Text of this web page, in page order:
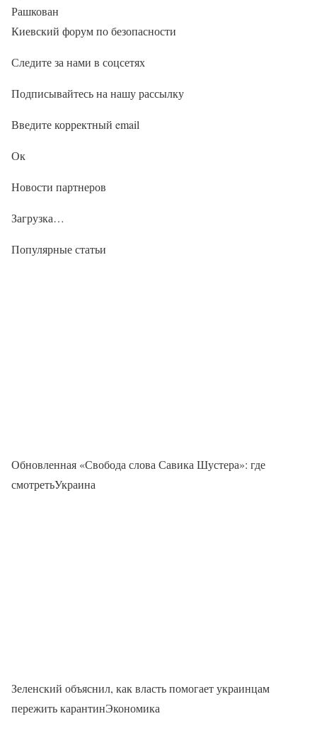
Рашкован
Киевский форум по безопасности
Следите за нами в соцсетях
Подписывайтесь на нашу рассылку
Введите корректный email
Ок
Новости партнеров
Загрузка…
Популярные статьи
Обновленная «Свобода слова Савика Шустера»: где
смотретьУкраина
Зеленский объяснил, как власть помогает украинцам
пережить карантинЭкономика